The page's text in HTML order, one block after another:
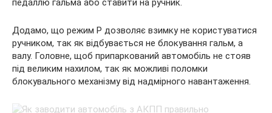
педаллю гальма або ставити на ручник.
Додамо, що режим P дозволяє взимку не користуватися
ручником, так як відбувається не блокування гальм, а
валу. Головне, щоб припаркований автомобіль не стояв
під великим нахилом, так як можливі поломки
блокувального механізму від надмірного навантаження.